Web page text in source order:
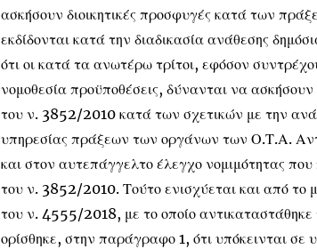
ασκήσουν διοικητικές προσφυγές κατά των
εκδίδονται κατά την διαδικασία ανάθεσης
ότι οι κατά τα ανωτέρω τρίτοι, εφόσον
νομοθεσία προϋποθέσεις, δύνανται να
του ν. 3852/2010 κατά των σχετικών με την
υπηρεσίας πράξεων των οργάνων των Ο.Τ.Α.
και στον αυτεπάγγελτο έλεγχο νομιμότητας
του ν. 3852/2010. Τούτο ενισχύεται και από
του ν. 4555/2018, με το οποίο
ορίσθηκε, στην παράγραφο 1, ότι υπόκεινται σε